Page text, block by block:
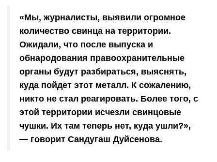
«Мы, журналисты, выявили огромное
количество свинца на территории.
Ожидали, что после выпуска и
обнародования правоохранительные
органы будут разбираться, выяснять,
куда пойдет этот металл. К сожалению,
никто не стал реагировать. Более того, с
этой территории исчезли свинцовые
чушки. Их там теперь нет, куда ушли?»,
— говорит Сандугаш Дуйсенова.